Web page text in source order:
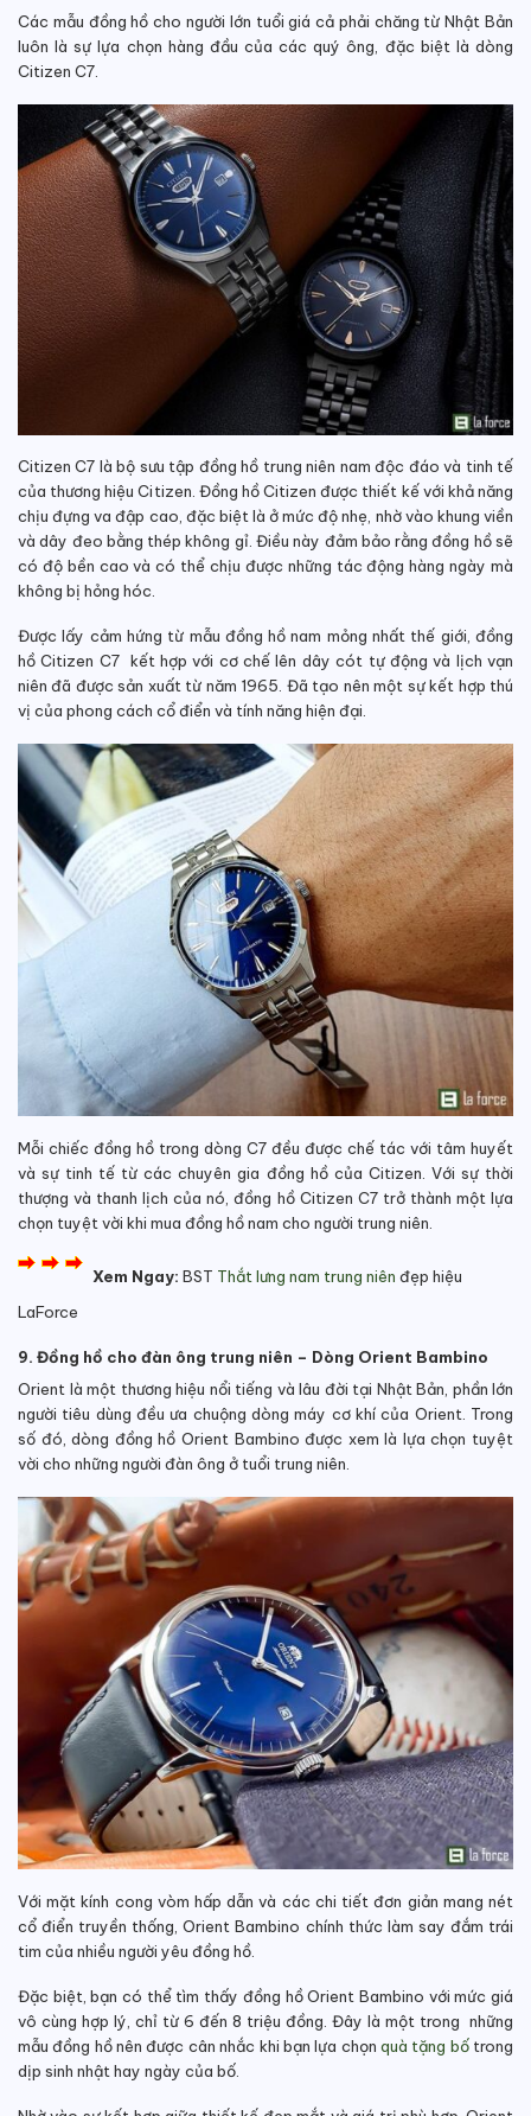
Các mẫu đồng hồ cho người lớn tuổi giá cả phải chăng từ Nhật Bản
luôn là sự lựa chọn hàng đầu của các quý ông, đặc biệt là dòng
Citizen C7.
Citizen C7 là bộ sưu tập đồng hồ trung niên nam độc đáo và tinh tế
của thương hiệu Citizen. Đồng hồ Citizen được thiết kế với khả năng
chịu đựng va đập cao, đặc biệt là ở mức độ nhẹ, nhờ vào khung viền
và dây đeo bằng thép không gỉ. Điều này đảm bảo rằng đồng hồ sẽ
có độ bền cao và có thể chịu được những tác động hàng ngày mà
không bị hỏng hóc.
Được lấy cảm hứng từ mẫu đồng hồ nam mỏng nhất thế giới, đồng
hồ Citizen C7 kết hợp với cơ chế lên dây cót tự động và lịch vạn
niên đã được sản xuất từ năm 1965. Đã tạo nên một sự kết hợp thú
vị của phong cách cổ điển và tính năng hiện đại.
Mỗi chiếc đồng hồ trong dòng C7 đều được chế tác với tâm huyết
và sự tinh tế từ các chuyên gia đồng hồ của Citizen. Với sự thời
thượng và thanh lịch của nó, đồng hồ Citizen C7 trở thành một lựa
chọn tuyệt vời khi mua đồng hồ nam cho người trung niên.
Xem Ngay: BST Thắt lưng nam trung niên đẹp hiệu
LaForce
9. Đồng hồ cho đàn ông trung niên – Dòng Orient Bambino
Orient là một thương hiệu nổi tiếng và lâu đời tại Nhật Bản, phần lớn
người tiêu dùng đều ưa chuộng dòng máy cơ khí của Orient. Trong
số đó, dòng đồng hồ Orient Bambino được xem là lựa chọn tuyệt
vời cho những người đàn ông ở tuổi trung niên.
Với mặt kính cong vòm hấp dẫn và các chi tiết đơn giản mang nét
cổ điển truyền thống, Orient Bambino chính thức làm say đắm trái
tim của nhiều người yêu đồng hồ.
Đặc biệt, bạn có thể tìm thấy đồng hồ Orient Bambino với mức giá
vô cùng hợp lý, chỉ từ 6 đến 8 triệu đồng. Đây là một trong những
mẫu đồng hồ nên được cân nhắc khi bạn lựa chọn quà tặng bốtrong
dịp sinh nhật hay ngày của bố.